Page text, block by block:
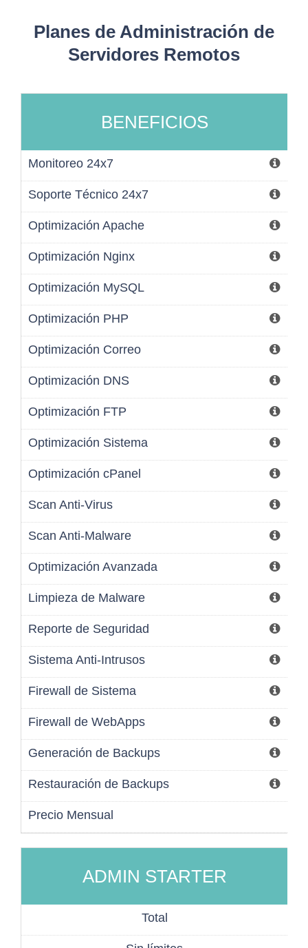
Planes de Administración de
Servidores Remotos
BENEFICIOS
Monitoreo 24x7
Soporte Técnico 24x7
Optimización Apache
Optimización Nginx
Optimización MySQL
Optimización PHP
Optimización Correo
Optimización DNS
Optimización FTP
Optimización Sistema
Optimización cPanel
Scan Anti-Virus
Scan Anti-Malware
Optimización Avanzada
Limpieza de Malware
Reporte de Seguridad
Sistema Anti-Intrusos
Firewall de Sistema
Firewall de WebApps
Generación de Backups
Restauración de Backups
Precio Mensual
ADMIN STARTER
Total